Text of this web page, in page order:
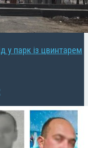
у парк із цвинтарем